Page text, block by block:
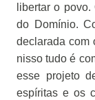
libertar o
do Domínio.
declarada com
nisso tudo é
esse projeto
espíritas e os